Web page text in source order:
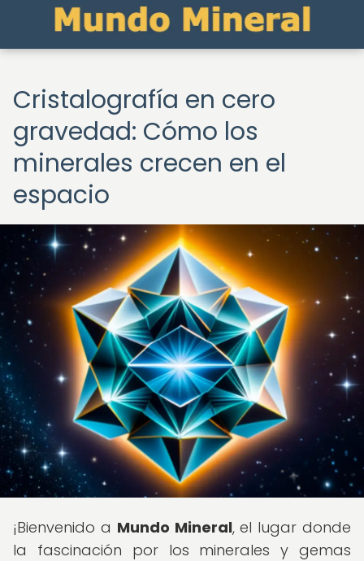
Cristalografía en cero
gravedad: Cómo los
minerales crecen en el
espacio
¡Bienvenido a Mundo Mineral, el lugar donde
la fascinación por los minerales y gemas